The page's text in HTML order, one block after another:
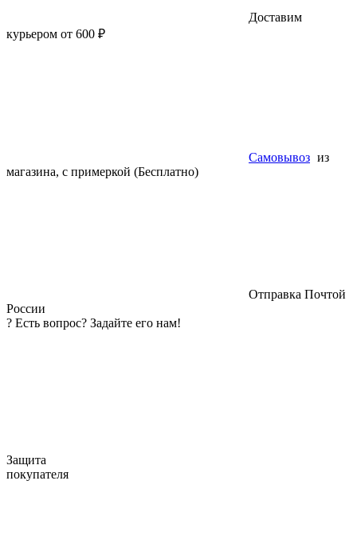
Доставим
курьером от 600 ₽
Самовывоз из
магазина, с примеркой (Бесплатно)
Отправка Почтой
России
? Есть вопрос? Задайте его нам!
Защита
покупателя